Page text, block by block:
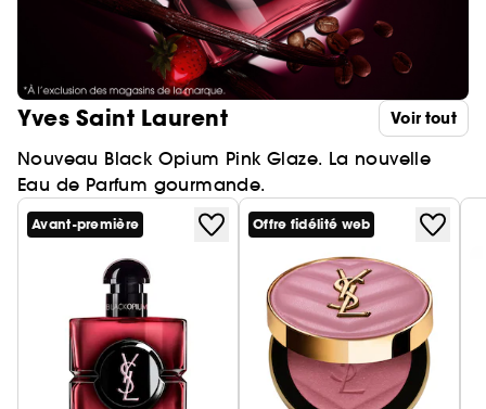
Yves Saint Laurent
Nouveau Black Opium Pink Glaze. La nouvelle
Eau de Parfum gourmande.
Voir tout
Avant-première Offre fidélité web